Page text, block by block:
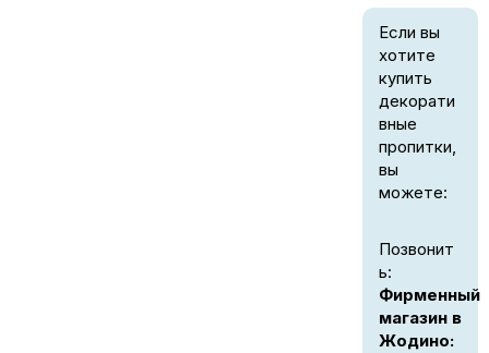
Если вы
хотите
купить
декорати
вные
пропитки,
вы
можете:
Позвонит
ь:
Фирменный
магазин в
Жодино: